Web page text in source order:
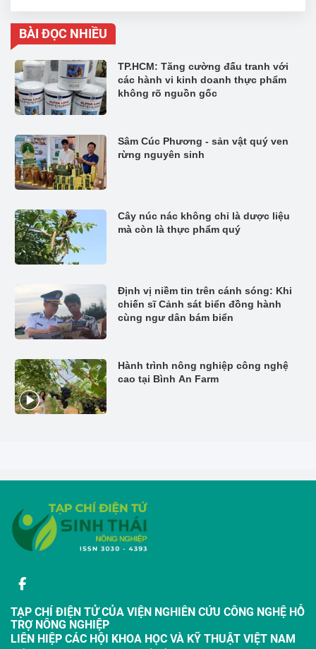
BÀI ĐỌC NHIỀU
TP.HCM: Tăng cường đấu tranh với
các hành vi kinh doanh thực phẩm
không rõ nguồn gốc
Sâm Cúc Phương - sản vật quý ven
rừng nguyên sinh
Cây núc nác không chỉ là dược liệu
mà còn là thực phẩm quý
Định vị niềm tin trên cánh sóng: Khi
chiến sĩ Cảnh sát biển đồng hành
cùng ngư dân bám biển
Hành trình nông nghiệp công nghệ
cao tại Bình An Farm
TẠP CHÍ ĐIỆN TỬ CỦA VIỆN NGHIÊN CỨU CÔNG NGHỆ HỖ
TRỢ NÔNG NGHIỆP
LIÊN HIỆP CÁC HỘI KHOA HỌC VÀ KỸ THUẬT VIỆT NAM